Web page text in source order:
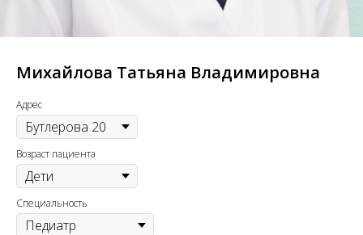
Михайлова Татьяна Владимировна
Адрес
Возраст пациента
Специальность